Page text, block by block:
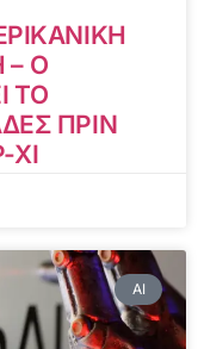
Ο
ΤΟ
ΠΡΙΝ
XI
AI